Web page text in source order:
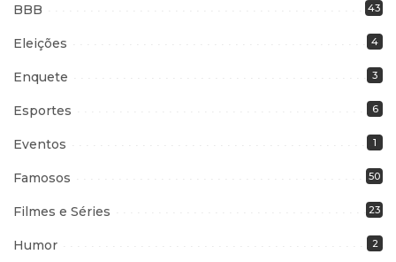
BBB 43
Eleições 4
Enquete 3
Esportes 6
Eventos 1
Famosos 50
Filmes e Séries 23
Humor 2